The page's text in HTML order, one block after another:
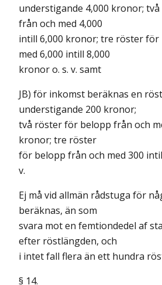
understigande 4,000 kronor;
från och med 4,000
intill 6,000 kronor; tre röster för
med 6,000 intill 8,000
kronor o. s. v. samt
JB) för inkomst beräknas en
understigande 200 kronor;
två röster för belopp från och
kronor; tre röster
för belopp från och med 300
v.
Ej må vid allmän rådstuga för
beräknas, än som
svara mot en femtiondedel af
efter röstlängden, och
i intet fall flera än ett hundra
§ 14.